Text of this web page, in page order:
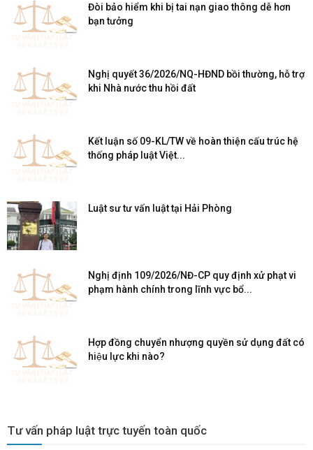
Đòi bảo hiểm khi bị tai nạn giao thông dễ hơn
bạn tưởng
Nghị quyết 36/2026/NQ-HĐND bồi thường, hỗ trợ
khi Nhà nước thu hồi đất
Kết luận số 09-KL/TW về hoàn thiện cấu trúc hệ
thống pháp luật Việt...
Luật sư tư vấn luật tại Hải Phòng
Nghị định 109/2026/NĐ-CP quy định xử phạt vi
phạm hành chính trong lĩnh vực bổ...
Hợp đồng chuyển nhượng quyền sử dụng đất có
hiệu lực khi nào?
Tư vấn pháp luật trực tuyến toàn quốc